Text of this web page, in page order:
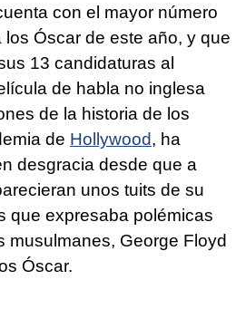
con el mayor número
Óscar de este año, y que
13 candidaturas al
de habla no inglesa
de la historia de los
de Hollywood, ha
desgracia desde que a
unos tuits de su
que expresaba polémicas
musulmanes, George Floyd
Óscar.